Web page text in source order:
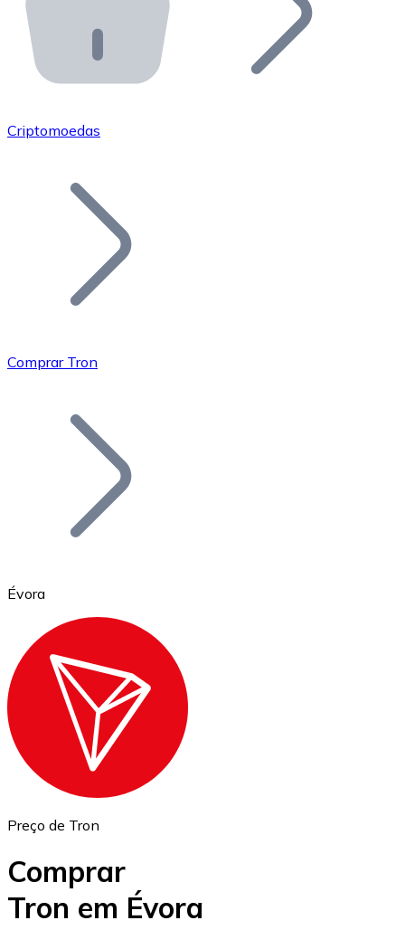
API Bitnovo
Integre nossa API no seu ecossistema.
Junte-se à nossa rede de revendedores e comercialize
Adicione o token do seu projeto ao nosso serviço de
Bitcoin
Ethereum
ETH
Criptomoedas
Comprar Tron
Évora
Preço de Tron
Comprar
Tron em Évora